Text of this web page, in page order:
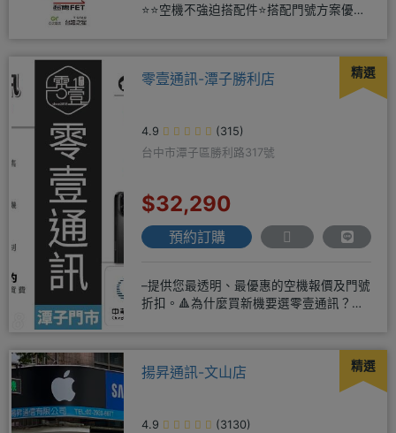
⭐⭐空機不強迫搭配件⭐搭配門號方案優惠
精選
零壹通訊-潭子勝利店
4.9
(315)
台中市潭子區勝利路317號
$32,290
預約訂購
–提供您最透明、最優惠的空機報價及門號
折扣。🔺為什麼買新機要選零壹通訊？
精選
揚昇通訊-文山店
4.9 (3130)